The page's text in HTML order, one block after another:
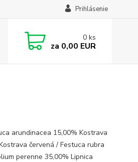
Prihlásenie
0 ks
za 0,00 EUR
arundinacea 15,00% Kostrava
červená / Festuca rubra
perenne 35,00% Lipnica